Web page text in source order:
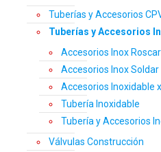
Tuberías y Accesorios
Tuberías y Accesorios
Accesorios Inox Roscar
Accesorios Inox Soldar
Accesorios Inoxidable
Tubería Inoxidable
Tubería y Accesorios
Válvulas Construcción